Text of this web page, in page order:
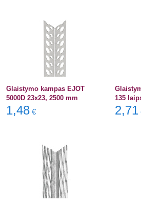
Glaistymo kampas EJOT
5000D 23x23, 2500 mm
1,48 €
135
2,71